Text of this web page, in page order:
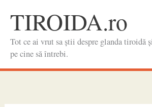
contentTIROIDA.ro
Tot ce ai vrut sa știi despre glanda tiroidă
pe cine să întrebi.